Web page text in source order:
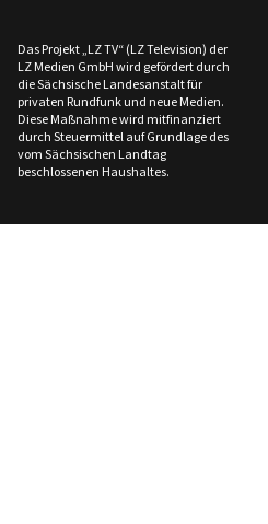
Das Projekt „LZ TV“ (LZ Television) der
LZ Medien GmbH wird gefördert durch
die Sächsische Landesanstalt für
privaten Rundfunk und neue Medien.
Diese Maßnahme wird mitfinanziert
durch Steuermittel auf Grundlage des
vom Sächsischen Landtag
beschlossenen Haushaltes.